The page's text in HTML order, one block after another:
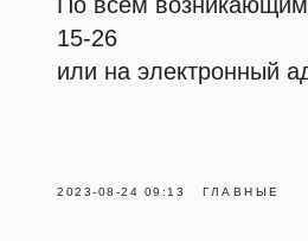
15-26
или на электронный
2023-08-24 09:13 ГЛАВНЫЕ